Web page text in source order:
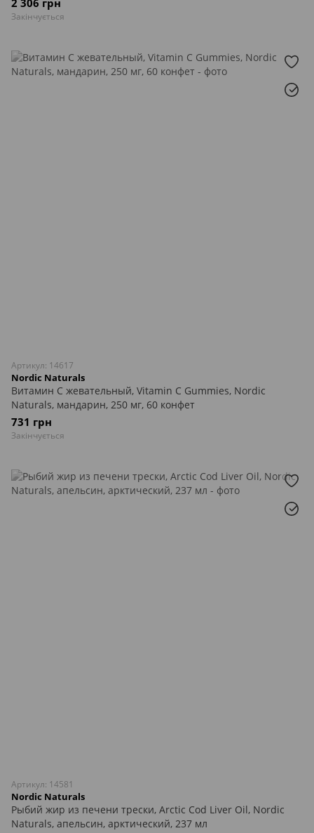
2 306 грн
Закінчується
Артикул: 14617
Nordic Naturals
Витамин С жевательный, Vitamin C Gummies, Nordic
Naturals, мандарин, 250 мг, 60 конфет
731 грн
Закінчується
Артикул: 14581
Nordic Naturals
Рыбий жир из печени трески, Arctic Cod Liver Oil, Nordic
Naturals, апельсин, арктический, 237 мл